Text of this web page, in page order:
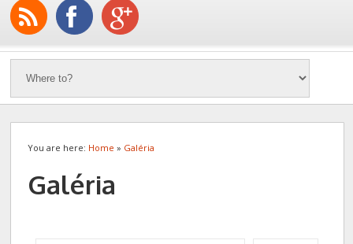
You are here: Home » Galéria
Galéria